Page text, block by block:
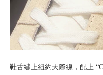
鞋舌繡上紐約天際線，配上